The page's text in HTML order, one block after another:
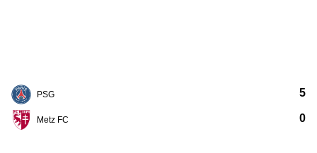
PSG
Metz FC
5
0